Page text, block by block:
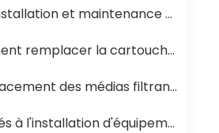
maintenance des équipements de stérilisation UHT pour jus
filtrante en polypropylène et la membrane d'osmose inverse d'un système d'osmose inverse
médias filtrants dans les équipements de traitement de l'eau
l'installation d'équipements en Afrique